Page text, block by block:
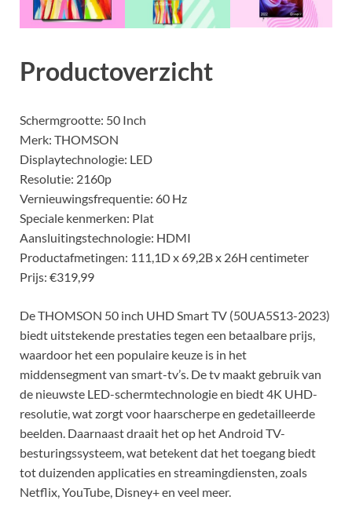
Productoverzicht
Schermgrootte: 50 Inch
Merk: THOMSON
Displaytechnologie: LED
Resolutie: 2160p
Vernieuwingsfrequentie: 60 Hz
Speciale kenmerken: Plat
Aansluitingstechnologie: HDMI
Productafmetingen: 111,1D x 69,2B x 26H centimeter
Prijs: €319,99
De THOMSON 50 inch UHD Smart TV (50UA5S13-2023)
biedt uitstekende prestaties tegen een betaalbare prijs,
waardoor het een populaire keuze is in het
middensegment van smart-tv’s. De tv maakt gebruik van
de nieuwste LED-schermtechnologie en biedt 4K UHD-
resolutie, wat zorgt voor haarscherpe en gedetailleerde
beelden. Daarnaast draait het op het Android TV-
besturingssysteem, wat betekent dat het toegang biedt
tot duizenden applicaties en streamingdiensten, zoals
Netflix, YouTube, Disney+ en veel meer.